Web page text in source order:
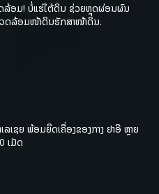
ລ້ອມ! ບໍ່ແຮ່ໃຕ້ດິນ ຊ່ວຍຫຼຸດຜ່ອນຜົນ
ດລ້ອມໜ້າດິນຮັກສາໜ້າດິນ.
ເຊຍ ພ້ອມຍຶດເຄື່ອງຂອງກາງ ຢາອີ ຫຼາຍ
ເມັດ